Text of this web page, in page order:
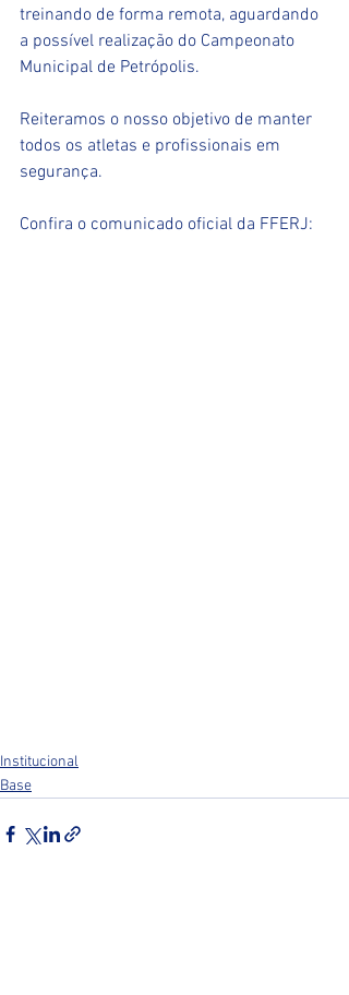
treinando de forma remota, aguardando
a possível realização do Campeonato
Municipal de Petrópolis.
Reiteramos o nosso objetivo de manter
todos os atletas e profissionais em
segurança.
Confira o comunicado oficial da FFERJ:
Institucional
Base